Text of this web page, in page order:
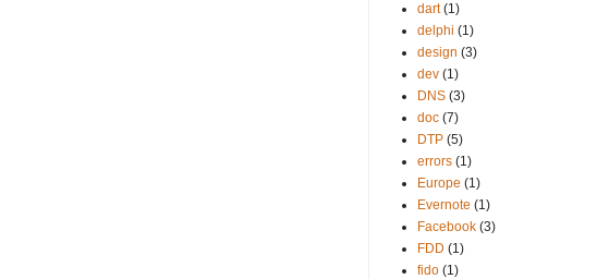
dart (1)
delphi (1)
design (3)
dev (1)
DNS (3)
doc (7)
DTP (5)
errors (1)
Europe (1)
Evernote (1)
Facebook (3)
FDD (1)
fido (1)